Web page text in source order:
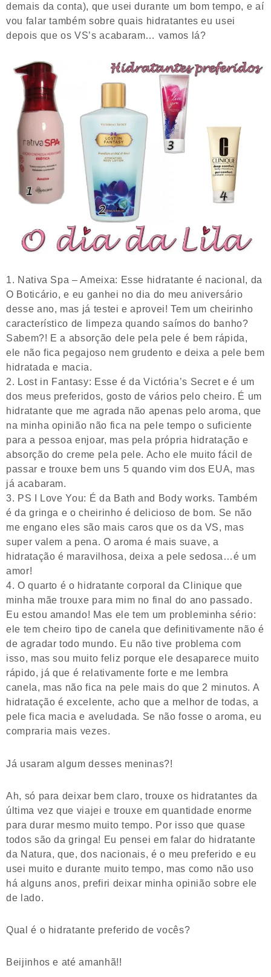
demais da conta), que usei durante um bom tempo, e aí
vou falar também sobre quais hidratantes eu usei
depois que os VS’s acabaram… vamos lá?
Nativa Spa – Ameixa: Esse hidratante é nacional, da
O Boticário, e eu ganhei no dia do meu aniversário
desse ano, mas já testei e aprovei! Tem um cheirinho
característico de limpeza quando saímos do banho?
Sabem?! E a absorção dele pela pele é bem rápida,
ele não fica pegajoso nem grudento e deixa a pele bem
hidratada e macia.
Lost in Fantasy: Esse é da Victória’s Secret e é um
dos meus preferidos, gosto de vários pelo cheiro. É um
hidratante que me agrada não apenas pelo aroma, que
na minha opinião não fica na pele tempo o suficiente
para a pessoa enjoar, mas pela própria hidratação e
absorção do creme pela pele. Acho ele muito fácil de
passar e trouxe bem uns 5 quando vim dos EUA, mas
já acabaram.
PS I Love You: É da Bath and Body works. Também
é da gringa e o cheirinho é delicioso de bom. Se não
me engano eles são mais caros que os da VS, mas
super valem a pena. O aroma é mais suave, a
hidratação é maravilhosa, deixa a pele sedosa…é um
amor!
O quarto é o hidratante corporal da Clinique que
minha mãe trouxe para mim no final do ano passado.
Eu estou amando! Mas ele tem um probleminha sério:
ele tem cheiro tipo de canela que definitivamente não é
de agradar todo mundo. Eu não tive problema com
isso, mas sou muito feliz porque ele desaparece muito
rápido, já que é relativamente forte e me lembra
canela, mas não fica na pele mais do que 2 minutos. A
hidratação é excelente, acho que a melhor de todas, a
pele fica macia e aveludada. Se não fosse o aroma, eu
compraria mais vezes.
Já usaram algum desses meninas?!
Ah, só para deixar bem claro, trouxe os hidratantes da
última vez que viajei e trouxe em quantidade enorme
para durar mesmo muito tempo. Por isso que quase
todos são da gringa! Eu pensei em falar do hidratante
da Natura, que, dos nacionais, é o meu preferido e eu
usei muito e durante muito tempo, mas como não uso
há alguns anos, prefiri deixar minha opinião sobre ele
de lado.
Qual é o hidratante preferido de vocês?
Beijinhos e até amanhã!!